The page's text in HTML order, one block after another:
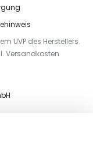
UVP des Herstellers.
Versandkosten